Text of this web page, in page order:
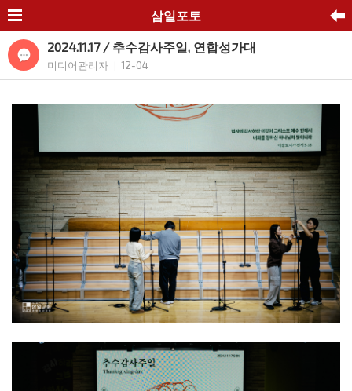
삼일포토
2024.11.17 / 추수감사주일, 연합성가대
미디어관리자 12-04